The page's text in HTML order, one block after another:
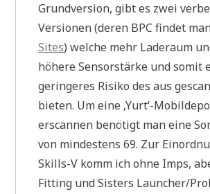
Grundversion, gibt es zwei
Versionen (deren BPC findet
Sites) welche mehr Laderaum
höhere Sensorstärke und somit
geringeres Risiko des aus
bieten. Um eine ‚Yurt‘-
erscannen benötigt man eine
von mindestens 69. Zur
Skills-V komm ich ohne Imps,
Fitting und Sisters Launcher/